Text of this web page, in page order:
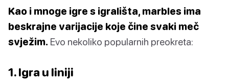
Kao i mnoge igre s igrališta, marbles ima
beskrajne varijacije koje čine svaki meč
svježim. Evo nekoliko popularnih preokreta:
1. Igra u liniji